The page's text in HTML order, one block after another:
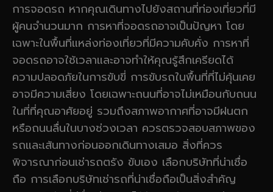
การจอดรถ หากคุณเดินทางไปยังสถานที่ท่องเที่ยวที่มี
ผู้คนจำนวนมาก การหาที่จอดรถอาจเป็นปัญหา โดย
เฉพาะในพื้นที่แหล่งท่องเที่ยวที่มีความคับคั่ง การหาที่
จอดรถอาจใช้เวลาและอาจทำให้คุณรู้สึกเครียดได้
ความปลอดภัยในการขับขี่ การขับรถในพื้นที่ที่ไม่คุ้นเคย
อาจมีความเสี่ยง โดยเฉพาะถนนที่อาจไม่เหมือนกับถนน
ในที่ที่คุณอาศัยอยู่ รวมถึงสภาพอากาศที่อาจมีฝนตก
หรือถนนลื่นในบางช่วงเวลา ควรตรวจสอบสภาพของ
รถและเส้นทางก่อนออกเดินทางเสมอ สิ่งที่ควร
พิจารณาก่อนเช่ารถตรัง ขับเอง เลือกบริษัทที่น่าเชื่อ
ถือ การเลือกบริษัทเช่ารถที่น่าเชื่อถือเป็นสิ่งสำคัญ